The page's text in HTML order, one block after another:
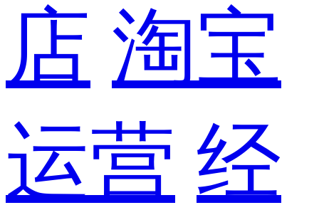
店 淘宝
运营 经